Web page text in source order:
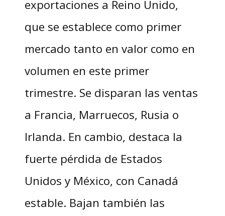
exportaciones a Reino Unido,
que se establece como primer
mercado tanto en valor como en
volumen en este primer
trimestre. Se disparan las ventas
a Francia, Marruecos, Rusia o
Irlanda. En cambio, destaca la
fuerte pérdida de Estados
Unidos y México, con Canadá
estable. Bajan también las